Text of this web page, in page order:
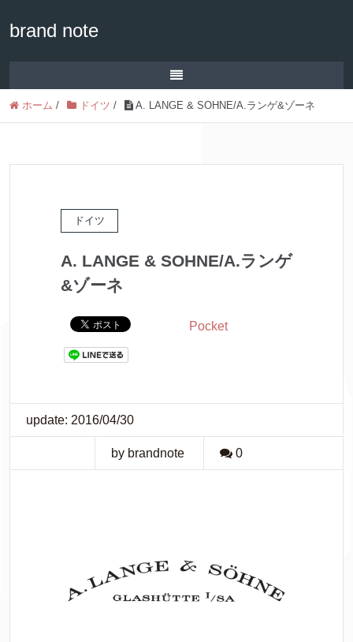
brand note
ホーム / ドイツ / A. LANGE & SOHNE/A.ランゲ&ゾーネ
ドイツ
A. LANGE & SOHNE/A.ランゲ
&ゾーネ
Pocket
update: 2016/04/30
by brandnote 0